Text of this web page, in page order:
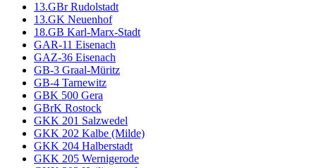
13.GBr Rudolstadt
13.GK Neuenhof
18.GB Karl-Marx-Stadt
GAR-11 Eisenach
GAZ-36 Eisenach
GB-3 Graal-Müritz
GB-4 Tarnewitz
GBK 500 Gera
GBrK Rostock
GKK 201 Salzwedel
GKK 202 Kalbe (Milde)
GKK 204 Halberstadt
GKK 205 Wernigerode